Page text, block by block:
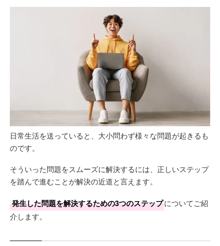
日常生活を送っていると、大小問わず様々な問題が起きるも
のです。
そういった問題をスムーズに解決するには、正しいステップ
を踏んで進むことが解決の近道と言えます。
発生した問題を解決するための3つのステップについてご紹
介します。